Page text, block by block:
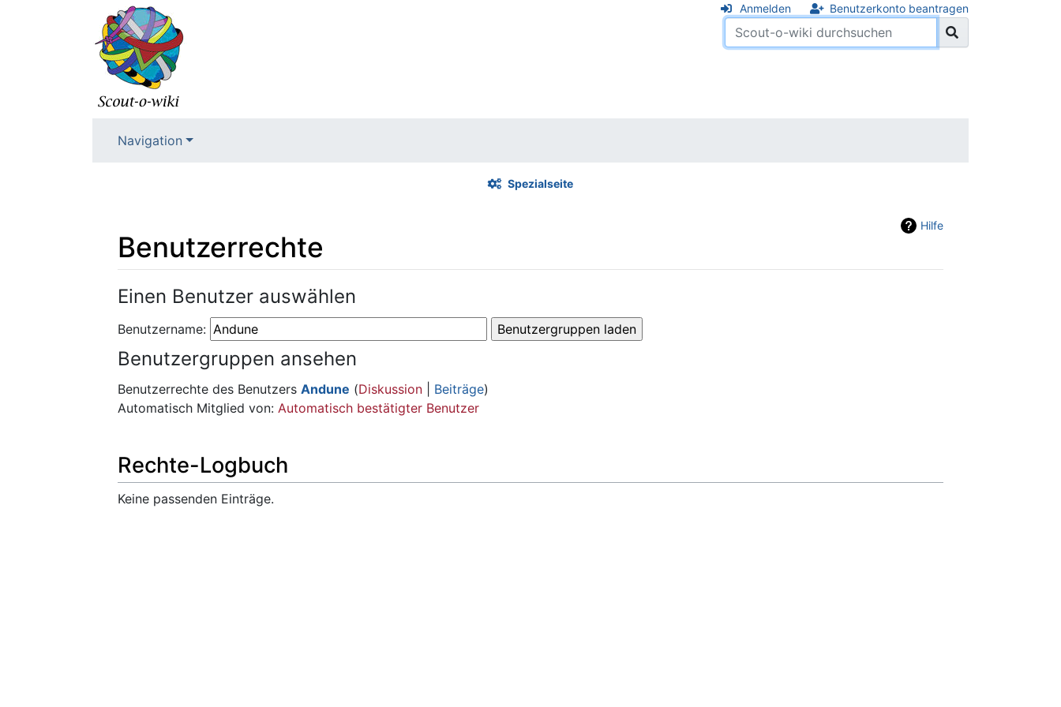
Anmelden Benutzerkonto beantragen
Navigation
Spezialseite
Hilfe
Benutzerrechte
Wechseln zu:Navigation ,Suche
Einen Benutzer auswählen
Benutzername:
Benutzergruppen ansehen
Benutzerrechte des Benutzers Andune (Diskussion Beiträge)
Automatisch Mitglied von: Automatisch bestätigter Benutzer
Rechte-Logbuch
Keine passenden Einträge.